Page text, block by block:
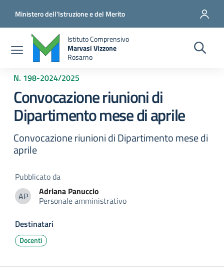
Ministero dell'Istruzione e del Merito
Istituto Comprensivo
Marvasi Vizzone
Rosarno
N. 198-2024/2025
Convocazione riunioni di
Dipartimento mese di aprile
Convocazione riunioni di Dipartimento mese di
aprile
Pubblicato da
APAdriana Panuccio
Adriana Panuccio
Personale amministrativo
Destinatari
Docenti